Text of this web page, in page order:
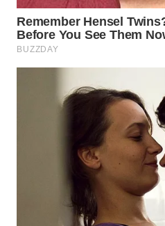
KEPULAUAN
SERIBU
WN